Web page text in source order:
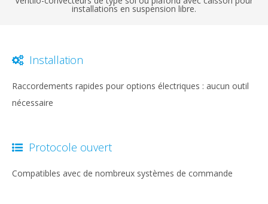
installations en suspension libre.
Installation
Raccordements rapides pour options électriques : aucun outil
nécessaire
Protocole ouvert
Compatibles avec de nombreux systèmes de commande